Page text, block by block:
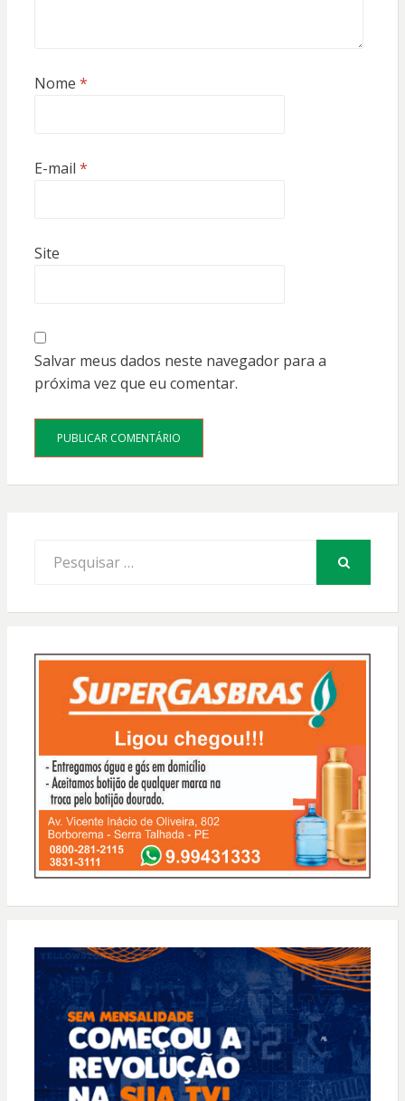
Nome *
E-mail *
Site
Salvar meus dados neste navegador para a
próxima vez que eu comentar.
por: